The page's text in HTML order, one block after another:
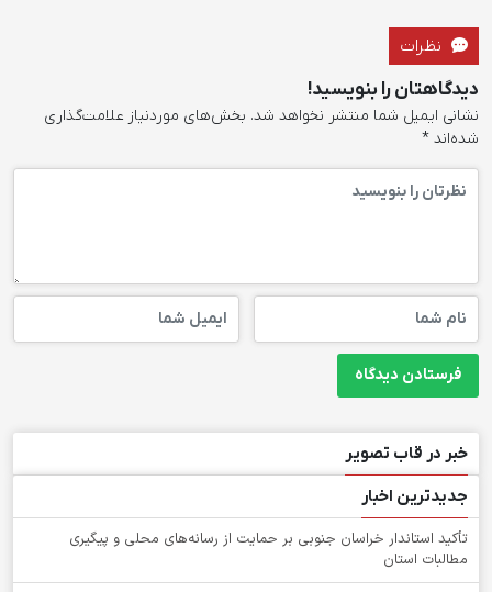
نظرات
دیدگاهتان را بنویسید!
نشانی ایمیل شما منتشر نخواهد شد. بخش‌های موردنیاز علامت‌گذاری
شده‌اند *
خبر در قاب تصویر
جدیدترین اخبار
تأکید استاندار خراسان جنوبی بر حمایت از رسانه‌های محلی و پیگیری
مطالبات استان